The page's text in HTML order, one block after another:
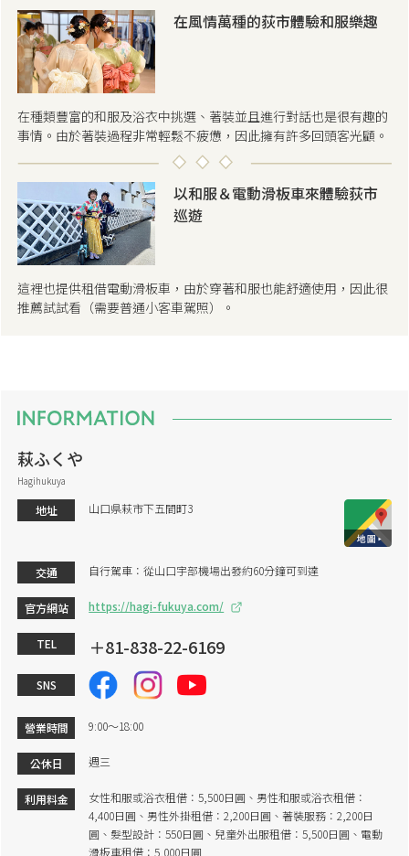
在風情萬種的荻市體驗和服樂趣
在種類豐富的和服及浴衣中挑選、著裝並且進行對話也是很有趣的
事情。由於著裝過程非常輕鬆不疲憊，因此擁有許多回頭客光顧。
以和服＆電動滑板車來體驗荻市
巡遊
這裡也提供租借電動滑板車，由於穿著和服也能舒適使用，因此很
推薦試試看（需要普通小客車駕照）。
萩ふくや
Hagihukuya
地址 山口県萩市下五間町3
交通 自行駕車：從山口宇部機場出發約60分鐘可到達
官方網站 https://hagi-fukuya.com/
TEL ＋81-838-22-6169
SNS
營業時間 9:00～18:00
公休日 週三
利用料金
女性和服或浴衣租借：5,500日圓、男性和服或浴衣租借：
4,400日圓、男性外掛租借：2,200日圓、著裝服務：2,200日
圓、髮型設計：550日圓、兒童外出服租借：5,500日圓、電動
滑板車租借：5,000日圓